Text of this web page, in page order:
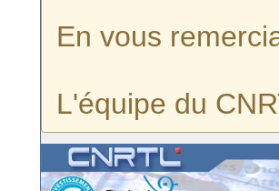
En vous
L'équipe du